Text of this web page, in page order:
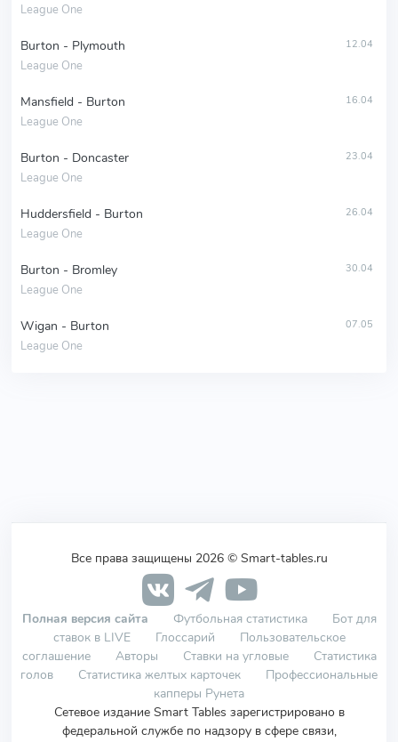
League One
Burton - Plymouth
League One
12.04
Mansfield - Burton
League One
16.04
Burton - Doncaster
League One
23.04
Huddersfield - Burton
League One
26.04
Burton - Bromley
League One
30.04
Wigan - Burton
League One
07.05
Все права защищены 2026 © Smart-tables.ru
Полная версия сайта Футбольная статистика
Бот для
ставок в LIVE
Глоссарий
Пользовательское
соглашение
Авторы Ставки на угловые
Статистика
голов
Статистика желтых карточек
Профессиональные
капперы Рунета
Сетевое издание Smart Tables зарегистрировано в
федеральной службе по надзору в сфере связи,